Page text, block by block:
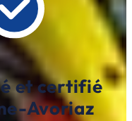
et certifié
Avoriaz